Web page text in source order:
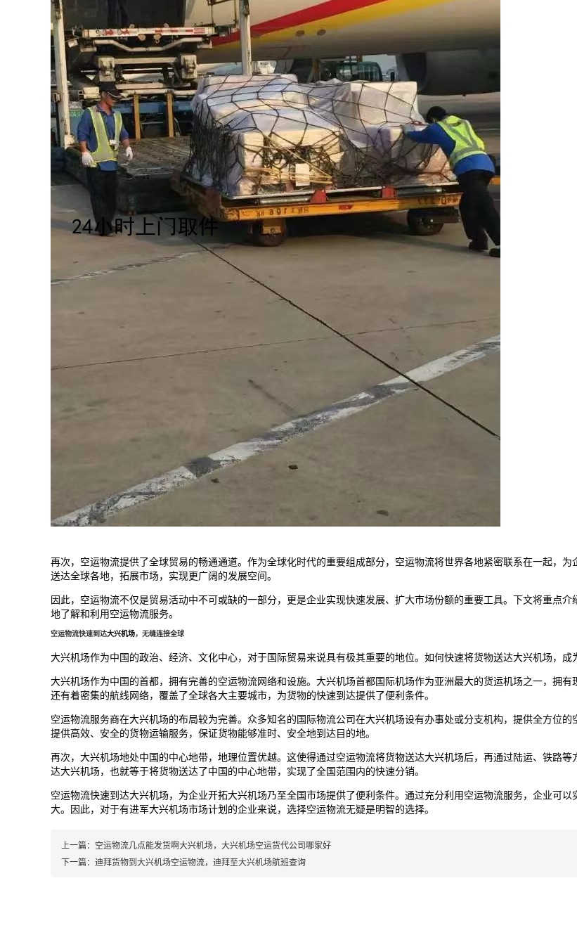
再次，空运物流提供了全球贸易的畅通通道。作为全球化时代的重要组成部分，空运物流将世界各地紧密联系在一起，
送达全球各地，拓展市场，实现更广阔的发展空间。
因此，空运物流不仅是贸易活动中不可或缺的一部分，更是企业实现快速发展、扩大市场份额的重要工具。下文将重点介
地了解和利用空运物流服务。
空运物流快速到达大兴机场，无缝连接全球
大兴机场作为中国的政治、经济、文化中心，对于国际贸易来说具有极其重要的地位。如何快速将货物送达大兴机场，成
大兴机场作为中国的首都，拥有完善的空运物流网络和设施。 大兴机场首都国际机场作为亚洲最大的货运机场之一，拥有
还有着密集的航线网络，覆盖了全球各大主要城市，为货物的快速到达提供了便利条件。
空运物流服务商在大兴机场的布局较为完善。众多知名的国际物流公司在大兴机场设有办事处或分支机构，提供全方位
提供高效、安全的货物运输服务，保证货物能够准时、安全地到达目的地。
再次， 大兴机场地处中国的中心地带，地理位置优越。这使得通过空运物流将货物送达大兴机场后，再通过陆运、铁路
达大兴机场，也就等于将货物送达了中国的中心地带，实现了全国范围内的快速分销。
空运物流快速到达大兴机场，为企业开拓大兴机场乃至全国市场提供了便利条件。通过充分利用空运物流服务，企业可
大。因此，对于有进军大兴机场市场计划的企业来说，选择空运物流无疑是明智的选择。
上一篇： 空运物流几点能发货啊大兴机场，大兴机场空运货代公司哪家好
下一篇： 迪拜货物到大兴机场空运物流，迪拜至大兴机场航班查询